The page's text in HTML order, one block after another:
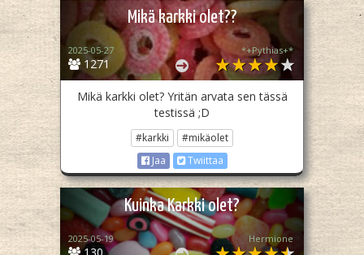
Mikä karkki olet??
1271
2025-05-27 *+Pythias+*
Mikä karkki olet? Yritän arvata sen tässä
testissä ;D
#karkki
#mikäolet
Jaa
Twiittaa
Kuinka Karkki olet?
2025-05-19 Hermione